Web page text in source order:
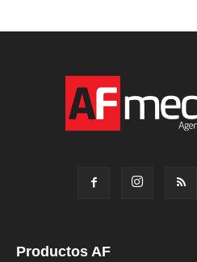
Productos AF